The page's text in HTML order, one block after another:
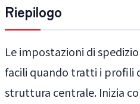
Riepilogo
Le impostazioni di
facili quando tratti i profili
struttura centrale. Inizia